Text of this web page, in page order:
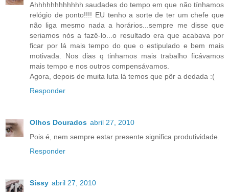
Ahhhhhhhhhhhh saudades do tempo em que não tínhamos
relógio de ponto!!!! EU tenho a sorte de ter um chefe que
não liga mesmo nada a horários...sempre me disse que
seriamos nós a fazê-lo...o resultado era que acabava por
ficar por lá mais tempo do que o estipulado e bem mais
motivada. Nos dias q tinhamos mais trabalho ficávamos
mais tempo e nos outros compensávamos.
Agora, depois de muita luta lá temos que pôr a dedada :(
Responder
Olhos Dourados abril 27, 2010
Pois é, nem sempre estar presente significa produtividade.
Responder
Sissy abril 27, 2010